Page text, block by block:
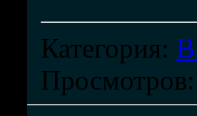
Категория:
Просмотров